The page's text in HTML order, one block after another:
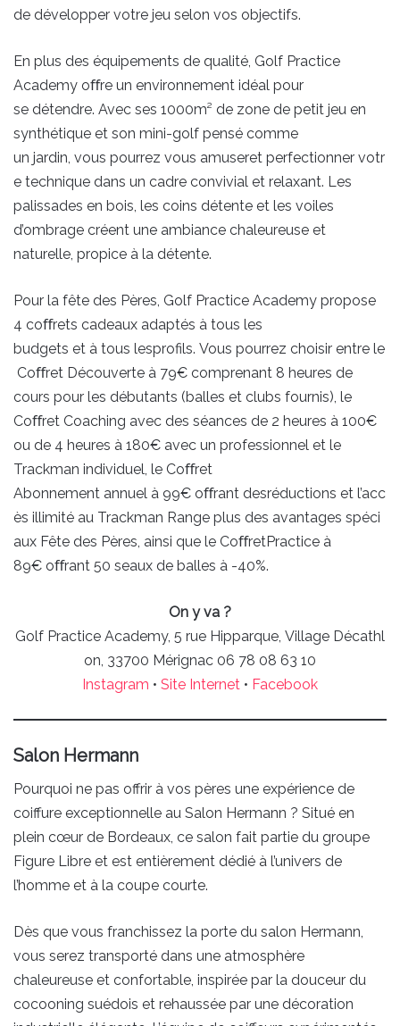
de développer votre jeu selon vos objectifs.
En plus des équipements de qualité, Golf Practice
Academy oﬀre un environnement idéal pour
se détendre. Avec ses 1000m² de zone de petit jeu en
synthétique et son mini-golf pensé comme
un jardin, vous pourrez vous amuseret perfectionner votr
e technique dans un cadre convivial et relaxant. Les
palissades en bois, les coins détente et les voiles
d’ombrage créent une ambiance chaleureuse et
naturelle, propice à la détente.
Pour la fête des Pères, Golf Practice Academy propose
4 coﬀrets cadeaux adaptés à tous les
budgets et à tous lesprofils. Vous pourrez choisir entre le
Coﬀret Découverte à 79€ comprenant 8 heures de
cours pour les débutants (balles et clubs fournis), le
Coﬀret Coaching avec des séances de 2 heures à 100€
ou de 4 heures à 180€ avec un professionnel et le
Trackman individuel, le Coﬀret
Abonnement annuel à 99€ oﬀrant desréductions et l’acc
ès illimité au Trackman Range plus des avantages spéci
aux Fête des Pères, ainsi que le CoﬀretPractice à
89€ oﬀrant 50 seaux de balles à -40%.
On y va ?
Golf Practice Academy, 5 rue Hipparque, Village Décathl
on, 33700 Mérignac 06 78 08 63 10
Instagram • Site Internet • Facebook
Salon Hermann
Pourquoi ne pas offrir à vos pères une expérience de
coiffure exceptionnelle au Salon Hermann ? Situé en
plein cœur de Bordeaux, ce salon fait partie du groupe
Figure Libre et est entièrement dédié à l’univers de
l’homme et à la coupe courte.
Dès que vous franchissez la porte du salon Hermann,
vous serez transporté dans une atmosphère
chaleureuse et confortable, inspirée par la douceur du
cocooning suédois et rehaussée par une décoration